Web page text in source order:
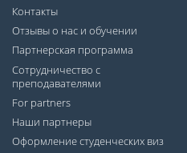
Контакты
Отзывы о нас и обучении
Партнерская программа
Сотрудничество с
преподавателями
For partners
Наши партнеры
Оформление студенческих виз